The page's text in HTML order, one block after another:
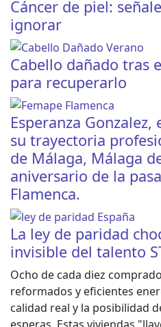
Cáncer de piel:
ignorar
Cabello dañado tras
para recuperarlo
Esperanza
su trayectoria
de Málaga, Málaga
aniversario de la
Flamenca.
La ley de paridad
invisible del talento
Ocho de cada diez
reformados y eficientes
calidad real y la posibilidad